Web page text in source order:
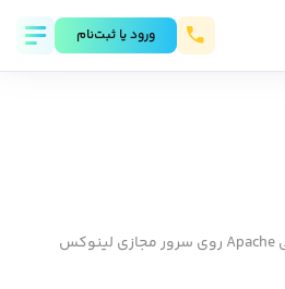
ورود يا ثبت‌نام
نحوه نصب وب سرور آپاچی Apache روی سرور مجازی لینوکس